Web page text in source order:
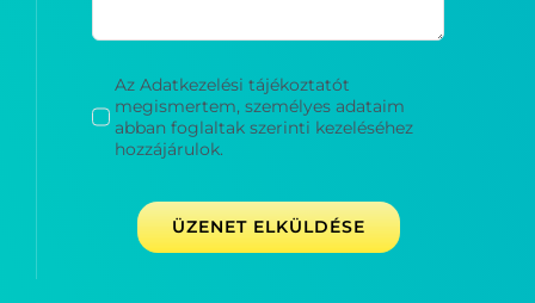
Az Adatkezelési tájékoztatót
megismertem, személyes adataim
abban foglaltak szerinti kezeléséhez
hozzájárulok.
ÜZENET ELKÜLDÉSE